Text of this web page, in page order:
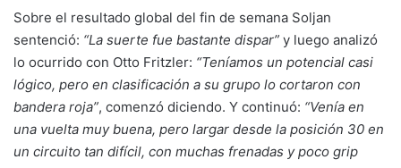
Sobre el resultado global del fin de semana Soljan
sentenció: “La suerte fue bastante dispar” y luego analizó
lo ocurrido con Otto Fritzler: “Teníamos un potencial casi
lógico, pero en clasificación a su grupo lo cortaron con
bandera roja”, comenzó diciendo. Y continuó: “Venía en
una vuelta muy buena, pero largar desde la posición 30 en
un circuito tan difícil, con muchas frenadas y poco grip